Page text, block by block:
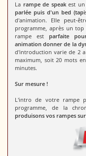
La rampe de speakest un
parlée puis d'un bed
d'animation. Elle peut-
programme, après un
rampe est parfaite
animation donner de la
d'introduction varie de 2 a
maximum, soit 20 mots
minutes.
Sur mesure !
L'intro de votre rampe
programme, de la
produisons vos rampes